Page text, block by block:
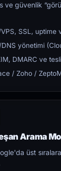
ve güvenlik
SSL, uptime
yönetimi
DMARC ve
/ Zoho /
Arama
üst